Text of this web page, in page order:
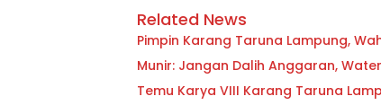
Related News
Pimpin Karang Taruna Lampung,
Munir: Jangan Dalih Anggaran,
Temu Karya VIII Karang Taruna